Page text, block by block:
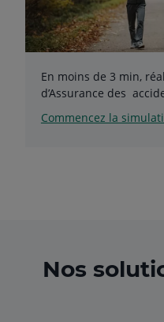
En moins de 3 min,
d’Assurance des
Commencez la
Nos